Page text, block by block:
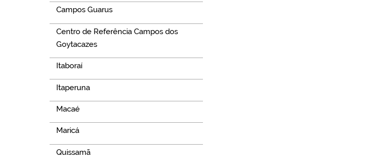
Campos Guarus
Centro de Referência Campos dos
Goytacazes
Itaboraí
Itaperuna
Macaé
Maricá
Quissamã